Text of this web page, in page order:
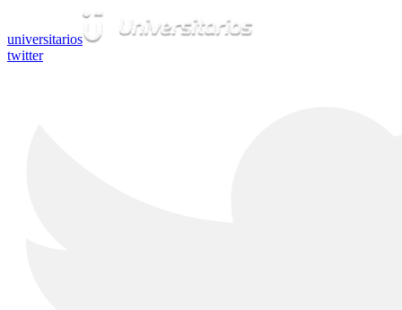
universitarios
twitter